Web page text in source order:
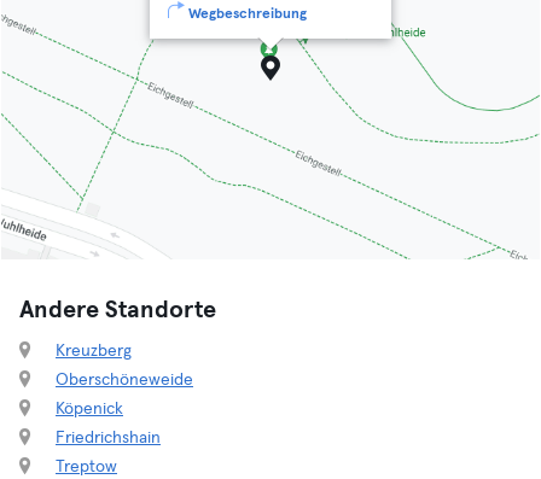
Wegbeschreibung
Andere Standorte
Kreuzberg
Oberschöneweide
Köpenick
Friedrichshain
Treptow